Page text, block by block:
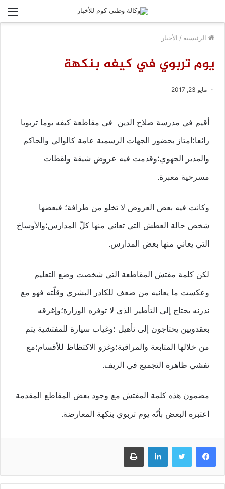
الرئيسية / الأخبار
يوم تربوي في كيفه بنكهة
مايو 23, 2017
أقيم في مدرسة صلاح الدين في مقاطعة كيفه يوما تربويا
رائعا؛امتاز بحضور الجهات الرسمية عامة كالوالي والحاكم
والمدير الجهوي؛وقدمت فيه عروض شيقة ولقطات
مسرحية معبرة.
وكانت فيه بعض العروض لا تخلو من طرافة؛ فبعضها
شخص حالة العطش التي تعاني منها كلّ المدارس؛والأوساخ
التي يعاني منها بعض المدارس.
لكن كلمة مفتش المقاطعة التي شخصت وضع التعليم
وعكست ما يعانيه من ضعف للكادر البشري وقلّته فهو مع
ندرنه يحتاج إلى التأطير الذي لا توفره الوزارة؛وإغرقه
بعقدويين يحتاجون إلى تأهيل ؛وغياب سيارة للمفتشية يتم
من خلالها المتابعة والمراقبة؛وغزو الاكتظاظ للأقسام؛مع
تفشي ظاهرة التجميع في الريف.
مضمون هذه كلمة المفتش مع وجود بعض المقاطع المقدمة
اعتبره البعض بأنّه يوم تربوي بنكهة المعارضة.
فيسبوك تويتر لينكدإن طباعة